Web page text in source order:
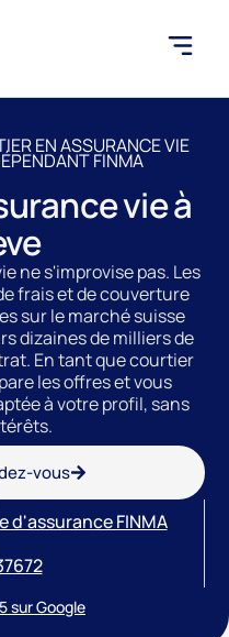
EN ASSURANCE VIE
FINMA
vie à
ne s'improvise pas. Les
frais et de couverture
sur le marché suisse
dizaines de milliers de
En tant que courtier
les offres et vous
à votre profil, sans
vous
FINMA
sur Google